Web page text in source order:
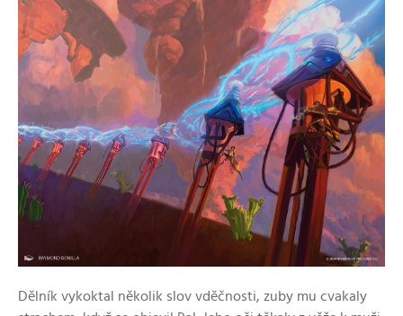
Dělník vykoktal několik slov vděčnosti, zuby mu cvakaly